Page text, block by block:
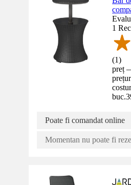
1
(1)
preț
buc.
Poate fi comandat online
Momentan nu poate fi